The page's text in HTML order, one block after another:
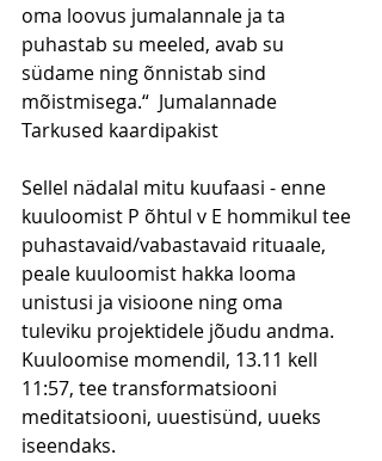
oma loovus jumalannale ja ta
puhastab su meeled, avab su
südame ning õnnistab sind
mõistmisega.“  Jumalannade
Tarkused kaardipakist
Sellel nädalal mitu kuufaasi - enne
kuuloomist P õhtul v E hommikul tee
puhastavaid/vabastavaid rituaale,
peale kuuloomist hakka looma
unistusi ja visioone ning oma
tuleviku projektidele jõudu andma.
Kuuloomise momendil, 13.11 kell
11:57, tee transformatsiooni
meditatsiooni, uuestisünd, uueks
iseendaks.